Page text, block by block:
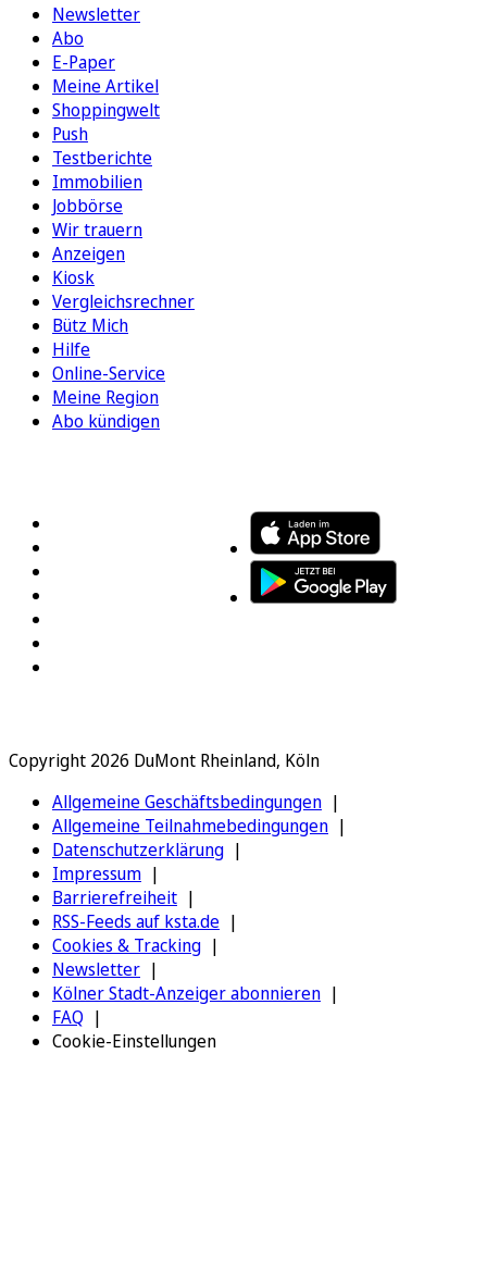
Newsletter
Abo
E-Paper
Meine Artikel
Shoppingwelt
Push
Testberichte
Immobilien
Jobbörse
Wir trauern
Anzeigen
Kiosk
Vergleichsrechner
Bütz Mich
Hilfe
Online-Service
Meine Region
Abo kündigen
Copyright 2026 DuMont Rheinland, Köln
Allgemeine Geschäftsbedingungen
Allgemeine Teilnahmebedingungen
Datenschutzerklärung
Impressum
Barrierefreiheit
RSS-Feeds auf ksta.de
Cookies & Tracking
Newsletter
Kölner Stadt-Anzeiger abonnieren
FAQ
Cookie-Einstellungen